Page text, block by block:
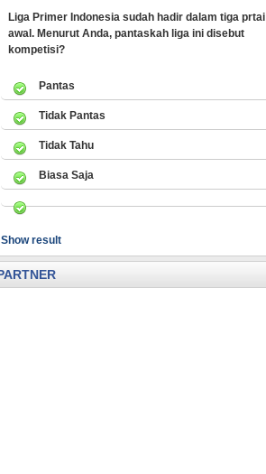
Liga Primer Indonesia sudah hadir dalam tiga prtai
awal. Menurut Anda, pantaskah liga ini disebut
kompetisi?
Pantas
Tidak Pantas
Tidak Tahu
Biasa Saja
Show result